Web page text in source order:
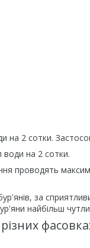
2 сотки.
на 2 сотки.
проводять
за
найбільш